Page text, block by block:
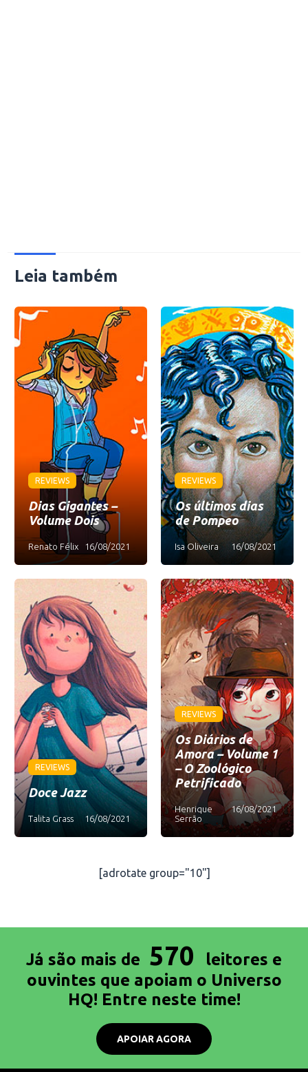
Leia também
REVIEWS
Dias Gigantes –
Volume Dois
Renato Félix 16/08/2021
REVIEWS
Os últimos dias
de Pompeo
Isa Oliveira 16/08/2021
REVIEWS
Doce Jazz
Talita Grass 16/08/2021
REVIEWS
Os Diários de
Amora – Volume 1
– O Zoológico
Petrificado
Henrique
Serrão
16/08/2021
[adrotate group="10"]
Já são mais de 570
leitores e
ouvintes que apoiam o Universo
HQ! Entre neste time!
APOIAR AGORA